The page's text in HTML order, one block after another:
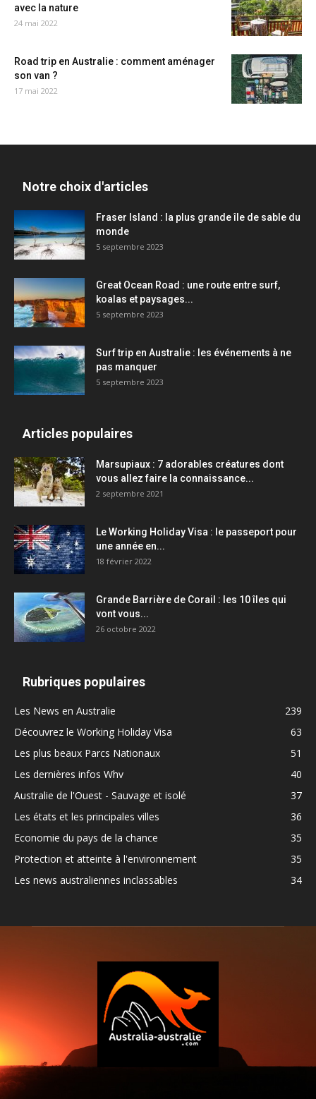
avec la nature
24 mai 2022
Road trip en Australie : comment aménager
son van ?
17 mai 2022
Notre choix d'articles
Fraser Island : la plus grande île de sable du
monde
5 septembre 2023
Great Ocean Road : une route entre surf,
koalas et paysages...
5 septembre 2023
Surf trip en Australie : les événements à ne
pas manquer
5 septembre 2023
Articles populaires
Marsupiaux : 7 adorables créatures dont
vous allez faire la connaissance...
2 septembre 2021
Le Working Holiday Visa : le passeport pour
une année en...
18 février 2022
Grande Barrière de Corail : les 10 îles qui
vont vous...
26 octobre 2022
Rubriques populaires
Les News en Australie
239
Découvrez le Working Holiday Visa
63
Les plus beaux Parcs Nationaux
51
Les dernières infos Whv
40
Australie de l'Ouest - Sauvage et isolé
37
Les états et les principales villes
36
Economie du pays de la chance
35
Protection et atteinte à l'environnement
35
Les news australiennes inclassables
34